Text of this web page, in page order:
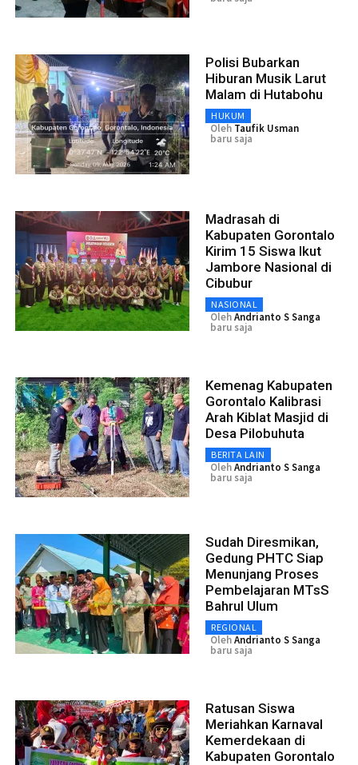
Polisi Bubarkan
Hiburan Musik Larut
Malam di Hutabohu
HUKUM
Oleh Taufik Usman
baru saja
Madrasah di
Kabupaten Gorontalo
Kirim 15 Siswa Ikut
Jambore Nasional di
Cibubur
NASIONAL
OlehAndrianto S Sanga
baru saja
Kemenag Kabupaten
Gorontalo Kalibrasi
Arah Kiblat Masjid di
Desa Pilobuhuta
BERITA LAIN
OlehAndrianto S Sanga
baru saja
Sudah Diresmikan,
Gedung PHTC Siap
Menunjang Proses
Pembelajaran MTsS
Bahrul Ulum
REGIONAL
OlehAndrianto S Sanga
baru saja
Ratusan Siswa
Meriahkan Karnaval
Kemerdekaan di
Kabupaten Gorontalo